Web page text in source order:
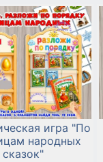
игра "По
народных
сказок"